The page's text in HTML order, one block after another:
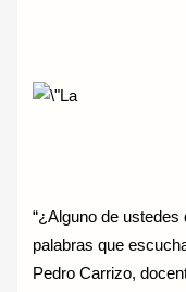
“¿Alguno de ustedes
palabras que
Pedro Carrizo,